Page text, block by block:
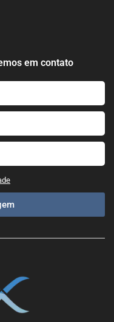
em contato